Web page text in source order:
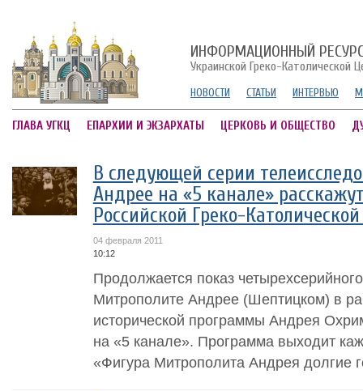
ИНФОРМАЦИОННЫЙ
Украинской Греко-Католической
НОВОСТИ СТАТЬИ ИНТЕРВЬЮ
ГЛАВА УГКЦ ЕПАРХИИ И ЭКЗАРХАТЫ ЦЕРКОВЬ И ОБЩЕСТВО
В следующей серии
Андрее на «5 канале»
Российской Греко-
04 февраля 2011
10:12
Продолжается показ
Митрополите Андрее (Шептицком) в
исторической программы Андрея
на «5 канале». Программа выходит
«Фигура Митрополита Андрея долгие